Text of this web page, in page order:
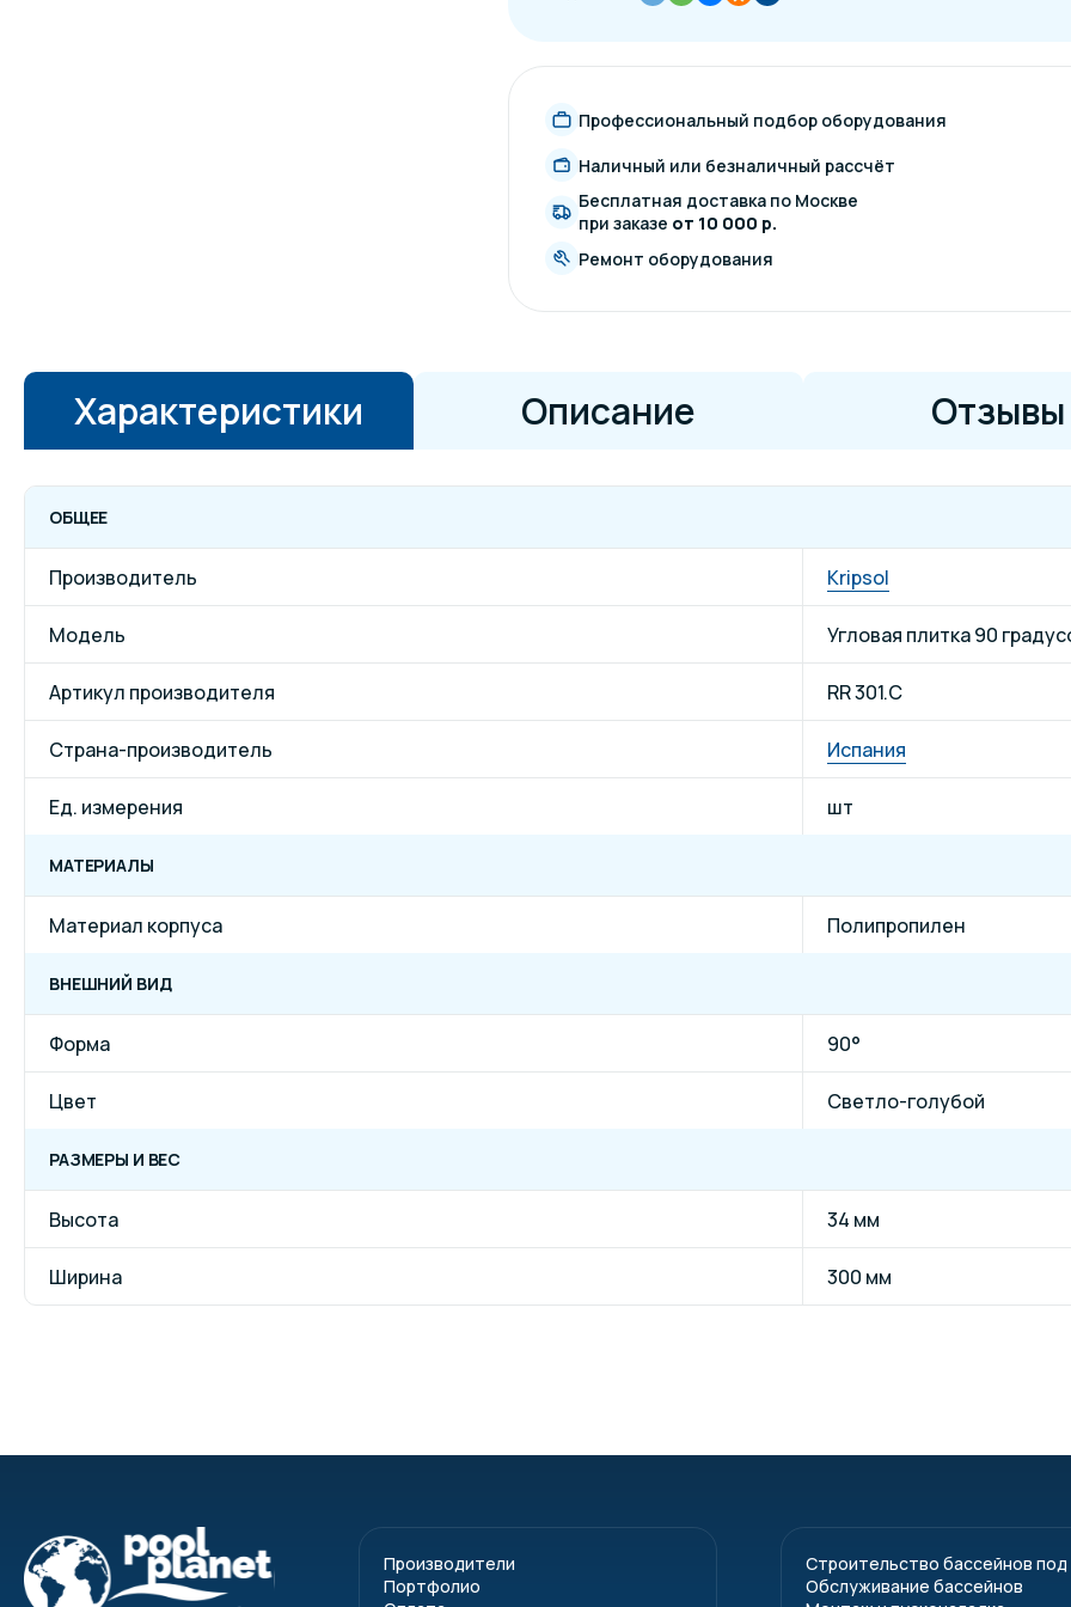
Профессиональный подбор оборудования
Наличный или безналичный рассчёт
Бесплатная доставка по Москве
при заказе от 10 000 р.
Ремонт оборудования
Характеристики Описание Отзывы
ОБЩЕЕ
Производитель Kripsol
Модель Угловая плитка 90
Артикул производителя RR 301.С
Страна-производитель Испания
Ед. измерения шт
МАТЕРИАЛЫ
Материал корпуса Полипропилен
ВНЕШНИЙ ВИД
Форма 90°
Цвет Светло-голубой
РАЗМЕРЫ И ВЕС
Высота 34 мм
Ширина 300 мм
Производители
Портфолио
Строительство бассейнов
Обслуживание бассейнов